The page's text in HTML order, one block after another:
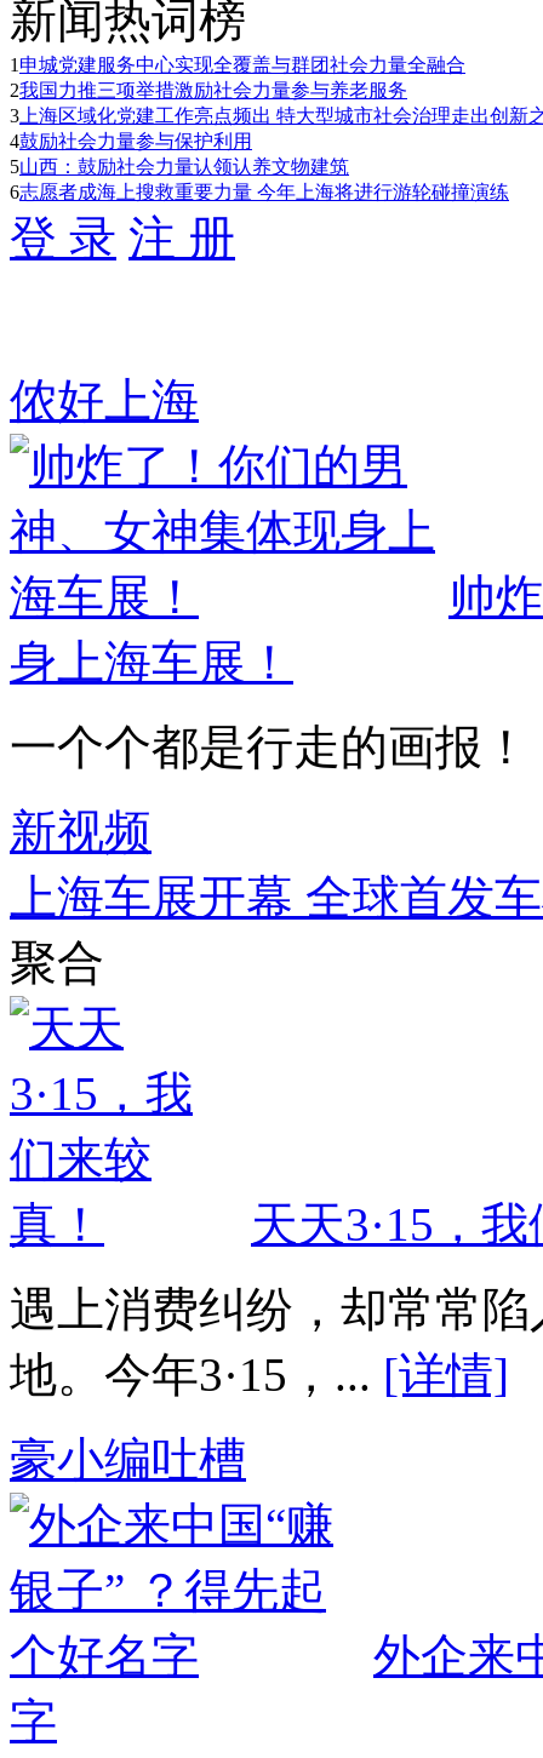
新闻热词榜
1 申城党建服务中心实现全覆盖与群团社会力量全融合
2我国力推三项举措激励社会力量参与养老服务
3 上海区域化党建工作亮点频出 特大型城市社会治理走出创新
4鼓励社会力量参与保护利用
5山西：鼓励社会力量认领认养文物建筑
6志愿者成海上搜救重要力量 今年上海将进行游轮碰撞演练
登 录 注 册
侬好上海
帅
身上海车展！
一个个都是行走的画报！
新视频
上海车展开幕 全球首发
聚合
天天3·15，
遇上消费纠纷，却常常
地。今年3·15，... [详情]
豪小编吐槽
外企来
字